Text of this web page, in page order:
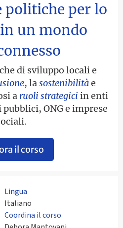
politiche per lo
un mondo
di sviluppo locali e
, lasostenibilitàe
a ruoli strategici in enti
ONG e imprese
il corso
Lingua
Italiano
Coordina il corso